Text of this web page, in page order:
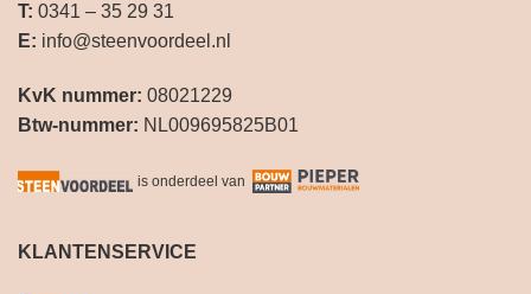
T: 0341 – 35 29 31
E: info@steenvoordeel.nl
KvK nummer: 08021229
Btw-nummer: NL009695825B01
is onderdeel van
KLANTENSERVICE